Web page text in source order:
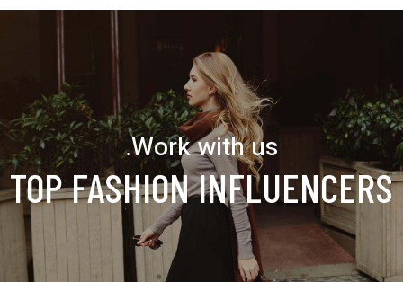
Work with us.
TOP FASHION INFLUENCERS